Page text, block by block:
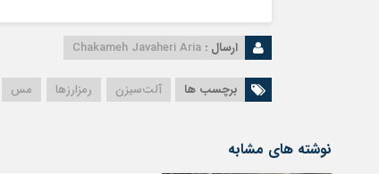
ارسال : Chakameh Javaheri Aria
برچسب ها آلت‌سیزن رمزارزها مس
نوشته های مشابه